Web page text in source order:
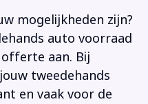
mogelijkheden zijn?
auto voorraad
aan. Bij
tweedehands
en vaak voor de